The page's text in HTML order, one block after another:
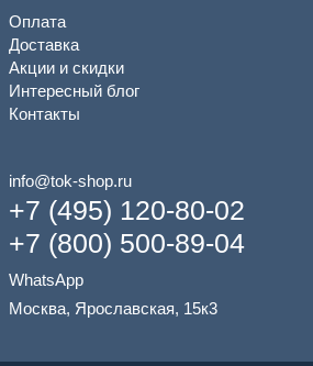
Оплата
Доставка
Акции и скидки
Интересный блог
Контакты
info@tok-shop.ru
+7 (495) 120-80-02
+7 (800) 500-89-04
WhatsApp
Москва, Ярославская, 15к3